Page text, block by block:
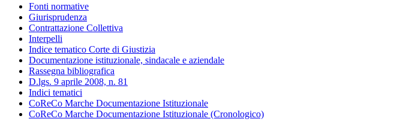
Fonti normative
Giurisprudenza
Contrattazione Collettiva
Interpelli
Indice tematico Corte di Giustizia
Documentazione istituzionale, sindacale e aziendale
Rassegna bibliografica
D.lgs. 9 aprile 2008, n. 81
Indici tematici
CoReCo Marche Documentazione Istituzionale
CoReCo Marche Documentazione Istituzionale (Cronologico)